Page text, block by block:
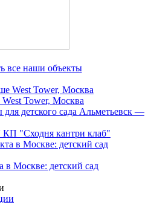
все наши объекты
Tower, Москва
Альметьевск —
КП "Сходня кантри клаб"
в Москве: детский сад